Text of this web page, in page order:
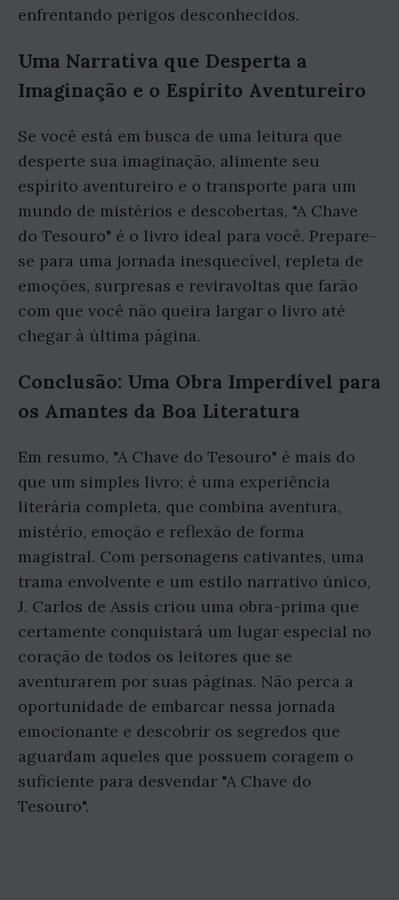
enfrentando perigos desconhecidos.
Uma Narrativa que Desperta a
Imaginação e o Espírito Aventureiro
Se você está em busca de uma leitura que
desperte sua imaginação, alimente seu
espírito aventureiro e o transporte para um
mundo de mistérios e descobertas, "A Chave
do Tesouro" é o livro ideal para você. Prepare-
se para uma jornada inesquecível, repleta de
emoções, surpresas e reviravoltas que farão
com que você não queira largar o livro até
chegar à última página.
Conclusão: Uma Obra Imperdível para
os Amantes da Boa Literatura
Em resumo, "A Chave do Tesouro" é mais do
que um simples livro; é uma experiência
literária completa, que combina aventura,
mistério, emoção e reflexão de forma
magistral. Com personagens cativantes, uma
trama envolvente e um estilo narrativo único,
J. Carlos de Assis criou uma obra-prima que
certamente conquistará um lugar especial no
coração de todos os leitores que se
aventurarem por suas páginas. Não perca a
oportunidade de embarcar nessa jornada
emocionante e descobrir os segredos que
aguardam aqueles que possuem coragem o
suficiente para desvendar "A Chave do
Tesouro".